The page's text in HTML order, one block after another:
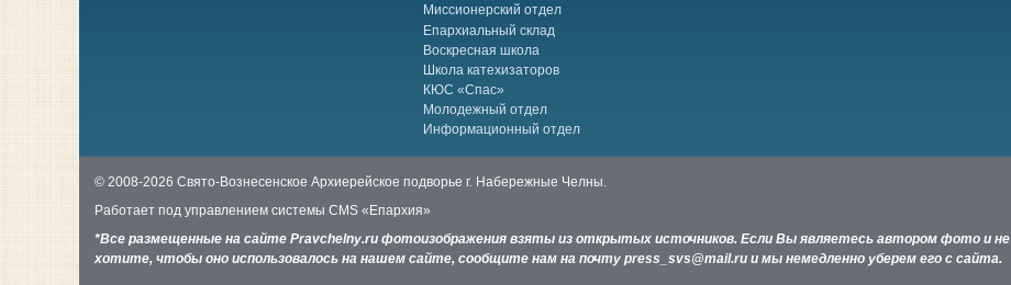
Миссионерский отдел
Епархиальный склад
Воскресная школа
Школа катехизаторов
КЮС «Спас»
Молодежный отдел
Информационный отдел
© 2008-2026 Свято-Вознесенское Архиерейское подворье г. Набережные Челны.
Работает под управлением системы CMS «Епархия»
*Все размещенные на сайте Pravchelny.ru фотоизображения взяты из открытых источников. Если Вы являетесь автором фото и не
хотите, чтобы оно использовалось на нашем сайте, сообщите нам на почту press_svs@mail.ru и мы немедленно уберем его с сайта.